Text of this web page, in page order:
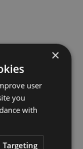
×
user
you
with
Targeting